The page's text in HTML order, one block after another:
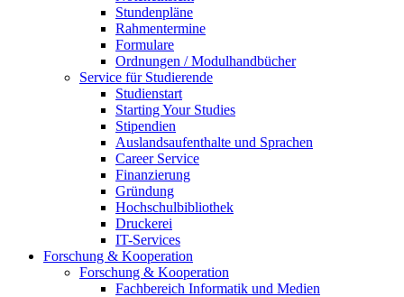
Stundenpläne
Rahmentermine
Formulare
Ordnungen / Modulhandbücher
Service für Studierende
Studienstart
Starting Your Studies
Stipendien
Auslandsaufenthalte und Sprachen
Career Service
Finanzierung
Gründung
Hochschulbibliothek
Druckerei
IT-Services
Forschung & Kooperation
Forschung & Kooperation
Fachbereich Informatik und Medien